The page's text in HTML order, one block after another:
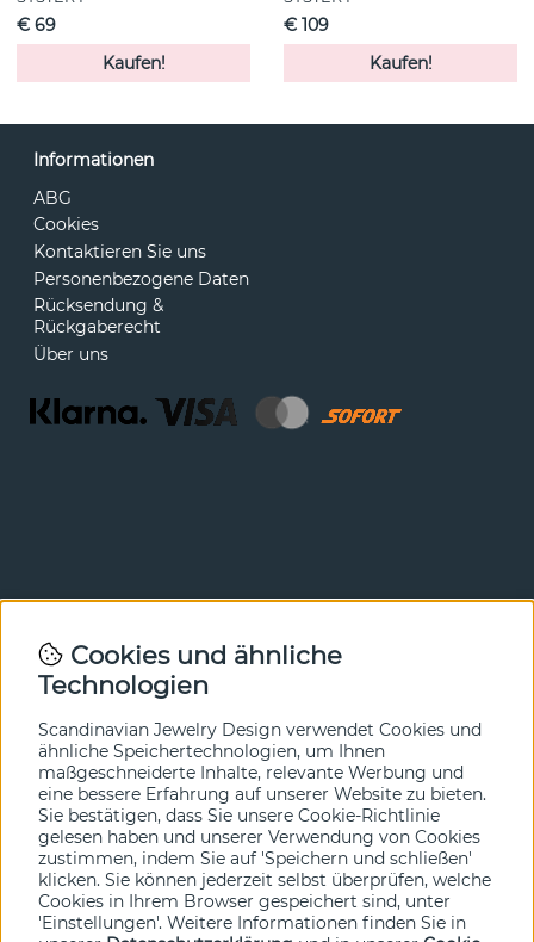
€ 69
Kaufen!
€ 109
Kaufen!
Informationen
ABG
Cookies
Kontaktieren Sie uns
Personenbezogene Daten
Rücksendung &
Rückgaberecht
Über uns
Newsletter
In unserem Newsletter erfahren Sie vor allen anderen
hier an.
Ja bitte!
Cookies und ähnliche
Technologien
Scandinavian Jewelry Design verwendet Cookies und
ähnliche Speichertechnologien, um Ihnen
maßgeschneiderte Inhalte, relevante Werbung und
eine bessere Erfahrung auf unserer Website zu bieten.
Sie bestätigen, dass Sie unsere Cookie-Richtlinie
gelesen haben und unserer Verwendung von Cookies
zustimmen, indem Sie auf 'Speichern und schließen'
klicken. Sie können jederzeit selbst überprüfen, welche
Cookies in Ihrem Browser gespeichert sind, unter
'Einstellungen'. Weitere Informationen finden Sie in